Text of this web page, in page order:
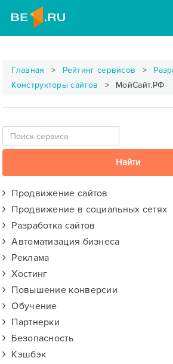
Главная Рейтинг сервисов
Конструкторы сайтов
МойСайт.РФ
Продвижение сайтов
Продвижение в социальных сетях
Разработка сайтов
Автоматизация бизнеса
Реклама
Хостинг
Повышение конверсии
Обучение
Партнерки
Безопасность
Кэшбэк